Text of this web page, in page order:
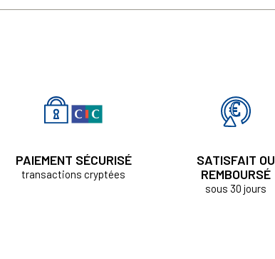
PAIEMENT SÉCURISÉ
transactions cryptées
SATISFAIT OU
REMBOURSÉ
sous 30 jours